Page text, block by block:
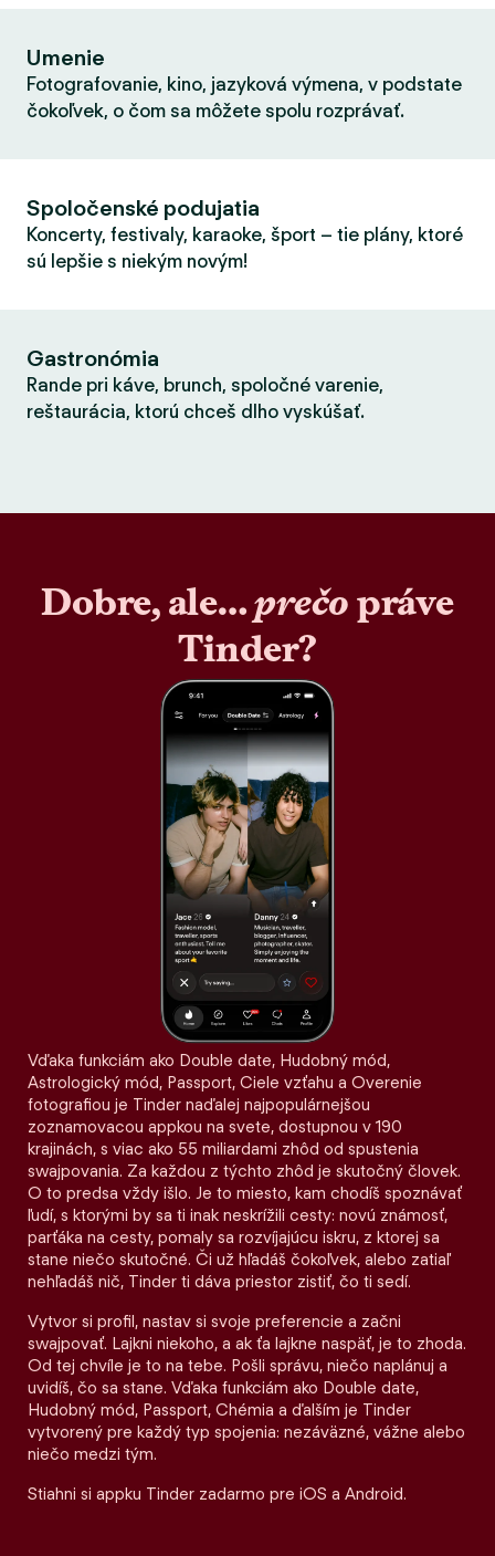
Umenie
Fotografovanie, kino, jazyková výmena, v podstate
čokoľvek, o čom sa môžete spolu rozprávať.
Spoločenské podujatia
Koncerty, festivaly, karaoke, šport – tie plány, ktoré
sú lepšie s niekým novým!
Gastronómia
Rande pri káve, brunch, spoločné varenie,
reštaurácia, ktorú chceš dlho vyskúšať.
Dobre, ale…prečopráve
Tinder?
Vďaka funkciám ako Double date, Hudobný mód,
Astrologický mód, Passport, Ciele vzťahu a Overenie
fotografiou je Tinder naďalej najpopulárnejšou
zoznamovacou appkou na svete, dostupnou v 190
krajinách, s viac ako 55 miliardami zhôd od spustenia
swajpovania. Za každou z týchto zhôd je skutočný človek.
O to predsa vždy išlo. Je to miesto, kam chodíš spoznávať
ľudí, s ktorými by sa ti inak neskrížili cesty: novú známosť,
parťáka na cesty, pomaly sa rozvíjajúcu iskru, z ktorej sa
stane niečo skutočné. Či už hľadáš čokoľvek, alebo zatiaľ
nehľadáš nič, Tinder ti dáva priestor zistiť, čo ti sedí.
Vytvor si profil, nastav si svoje preferencie a začni
swajpovať. Lajkni niekoho, a ak ťa lajkne naspäť, je to zhoda.
Od tej chvíle je to na tebe. Pošli správu, niečo naplánuj a
uvidíš, čo sa stane. Vďaka funkciám ako Double date,
Hudobný mód, Passport, Chémia a ďalším je Tinder
vytvorený pre každý typ spojenia: nezáväzné, vážne alebo
niečo medzi tým.
Stiahni si appku Tinder zadarmo pre iOS a Android.